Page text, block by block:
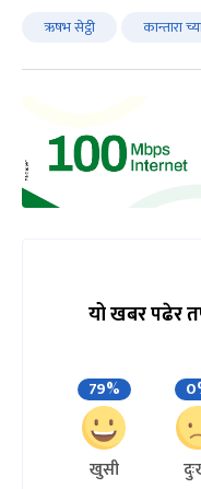
ऋषभ सेट्ठी कान्तारा
यो खबर पढेर
79%
खुसी